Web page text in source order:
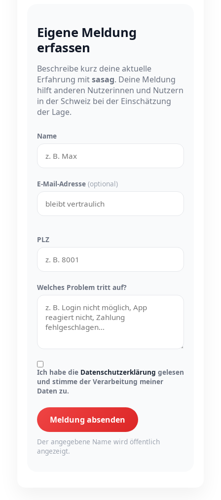
Eigene Meldung
erfassen
Beschreibe kurz deine aktuelle
Erfahrung mitsasag. Deine Meldung
hilft anderen Nutzerinnen und Nutzern
in der Schweiz bei der Einschätzung
der Lage.
Name
E-Mail-Adresse (optional)
PLZ
Welches Problem tritt auf?
Ich habe die Datenschutzerklärung gelesen
und stimme der Verarbeitung meiner
Daten zu.
Meldung absenden
Der angegebene Name wird öffentlich
angezeigt.